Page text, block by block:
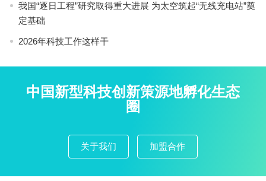
我国“逐日工程”研究取得重大进展 为太空筑起“无线充电站”奠
定基础
2026年科技工作这样干
中国新型科技创新策源地孵化生态
圈
关于我们 加盟合作